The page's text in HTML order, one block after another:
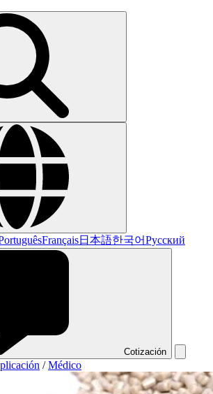
Français日本語한국어Русский
Cotización
/Médico